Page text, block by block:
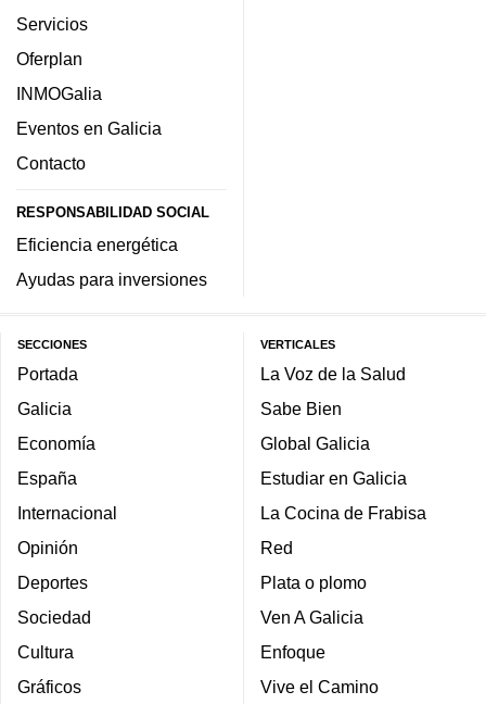
Servicios
Oferplan
INMOGalia
Eventos en Galicia
Contacto
RESPONSABILIDAD SOCIAL
Eficiencia energética
Ayudas para inversiones
SECCIONES
Portada
Galicia
Economía
España
Internacional
Opinión
Deportes
Sociedad
Cultura
Gráficos
VERTICALES
La Voz de la Salud
Sabe Bien
Global Galicia
Estudiar en Galicia
La Cocina de Frabisa
Red
Plata o plomo
Ven A Galicia
Enfoque
Vive el Camino